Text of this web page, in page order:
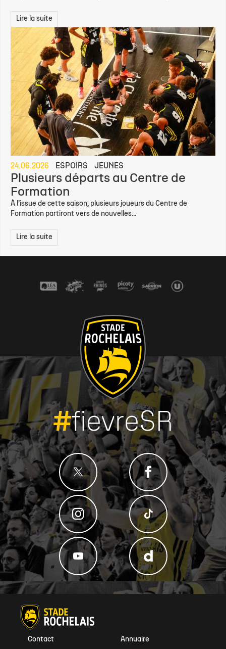
Lire la suite
24.06.2026 ESPOIRS JEUNES
Plusieurs départs au Centre de
Formation
À l’issue de cette saison, plusieurs joueurs du Centre de
Formation partiront vers de nouvelles...
Lire la suite
#fievreSR
Annuaire
Contact